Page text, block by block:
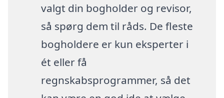
valgt din bogholder og revisor,
så spørg dem til råds. De fleste
bogholdere er kun eksperter i
ét eller få
regnskabsprogrammer, så det